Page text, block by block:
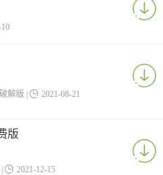
解版 |  2021-08-21
版
 2021-12-15